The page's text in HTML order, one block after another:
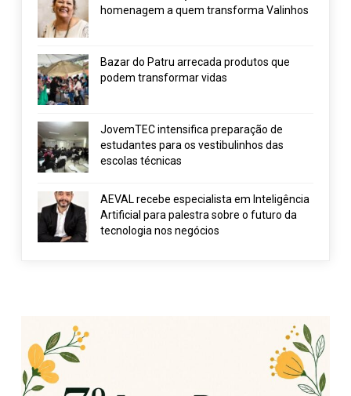
homenagem a quem transforma Valinhos
Bazar do Patru arrecada produtos que
podem transformar vidas
JovemTEC intensifica preparação de
estudantes para os vestibulinhos das
escolas técnicas
AEVAL recebe especialista em Inteligência
Artificial para palestra sobre o futuro da
tecnologia nos negócios